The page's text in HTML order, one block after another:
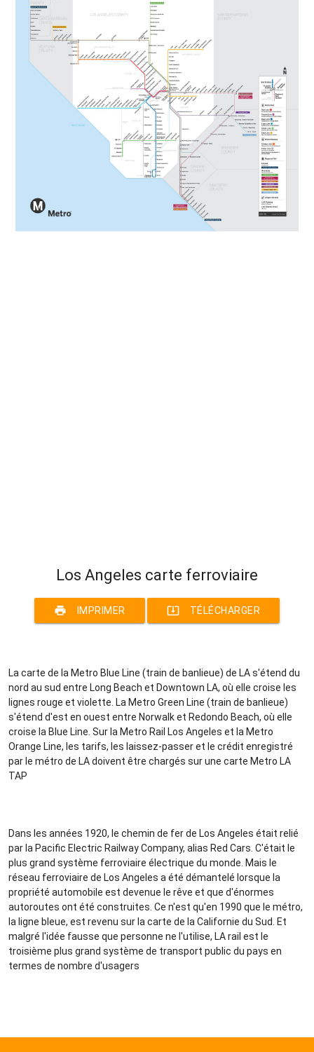
Los Angeles carte ferroviaire
print IMPRIMER system_update_alt TÉLÉCHARGER
La carte de la Metro Blue Line (train de banlieue) de LA s'étend du
nord au sud entre Long Beach et Downtown LA, où elle croise les
lignes rouge et violette. La Metro Green Line (train de banlieue)
s'étend d'est en ouest entre Norwalk et Redondo Beach, où elle
croise la Blue Line. Sur la Metro Rail Los Angeles et la Metro
Orange Line, les tarifs, les laissez-passer et le crédit enregistré
par le métro de LA doivent être chargés sur une carte Metro LA
TAP
Dans les années 1920, le chemin de fer de Los Angeles était relié
par la Pacific Electric Railway Company, alias Red Cars. C'était le
plus grand système ferroviaire électrique du monde. Mais le
réseau ferroviaire de Los Angeles a été démantelé lorsque la
propriété automobile est devenue le rêve et que d'énormes
autoroutes ont été construites. Ce n'est qu'en 1990 que le métro,
la ligne bleue, est revenu sur la carte de la Californie du Sud. Et
malgré l'idée fausse que personne ne l'utilise, LA rail est le
troisième plus grand système de transport public du pays en
termes de nombre d'usagers